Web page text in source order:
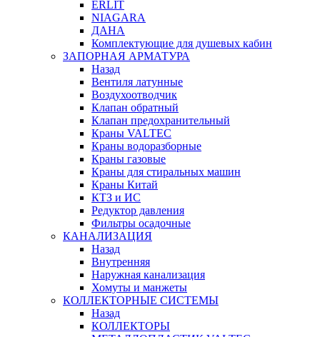
ERLIT
NIAGARA
ДАНА
Комплектующие для душевых кабин
ЗАПОРНАЯ АРМАТУРА
Назад
Вентиля латунные
Воздухоотводчик
Клапан обратный
Клапан предохранительный
Краны VALTEC
Краны водоразборные
Краны газовые
Краны для стиральных машин
Краны Китай
КТЗ и ИС
Редуктор давления
Фильтры осадочные
КАНАЛИЗАЦИЯ
Назад
Внутренняя
Наружная канализация
Хомуты и манжеты
КОЛЛЕКТОРНЫЕ СИСТЕМЫ
Назад
КОЛЛЕКТОРЫ